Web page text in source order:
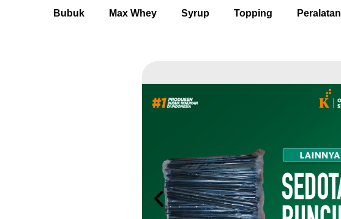
Bubuk Max Whey Syrup Topping Peralatan